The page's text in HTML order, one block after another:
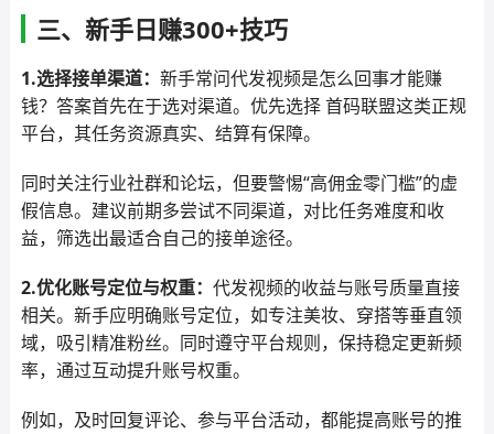
三、新手日赚300+技巧
1.选择接单渠道： 新手常问代发视频是怎么回事才能赚
钱？答案首先在于选对渠道。优先选择 首码联盟这类正规
平台，其任务资源真实、结算有保障。
同时关注行业社群和论坛，但要警惕“高佣金零门槛”的虚
假信息。建议前期多尝试不同渠道，对比任务难度和收
益，筛选出最适合自己的接单途径。
2.优化账号定位与权重： 代发视频的收益与账号质量直接
相关。新手应明确账号定位，如专注美妆、穿搭等垂直领
域，吸引精准粉丝。同时遵守平台规则，保持稳定更新频
率，通过互动提升账号权重。
例如，及时回复评论、参与平台活动，都能提高账号的推